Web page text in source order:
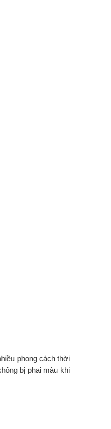
phong cách thời
bị phai màu khi